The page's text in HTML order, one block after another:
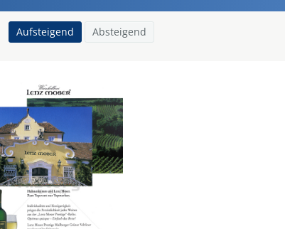
Aufsteigend Absteigend
LENZ MOSER
Weinkellerei Lenz
Moser AG, 3495
Rohrendorf bei Krems